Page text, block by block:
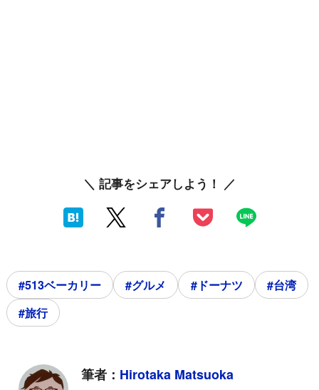
＼ 記事をシェアしよう！ ／
#513ベーカリー #グルメ #ドーナツ
#台湾
#旅行
筆者： Hirotaka Matsuoka